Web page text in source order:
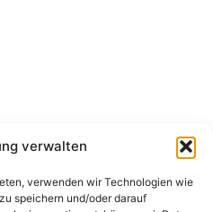
verwalten
verwenden wir Technologien wie
speichern und/oder darauf